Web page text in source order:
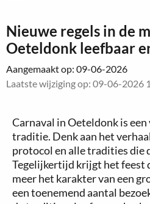
Nieuwe regels in de
Oeteldonk leefbaar
Aangemaakt op: 09-06-2026
Laatste wijziging op: 09-06-2026
Carnaval in Oeteldonk is
traditie. Denk aan het
protocol en alle tradities die
Tegelijkertijd krijgt het feest
meer het karakter van een
een toenemend aantal